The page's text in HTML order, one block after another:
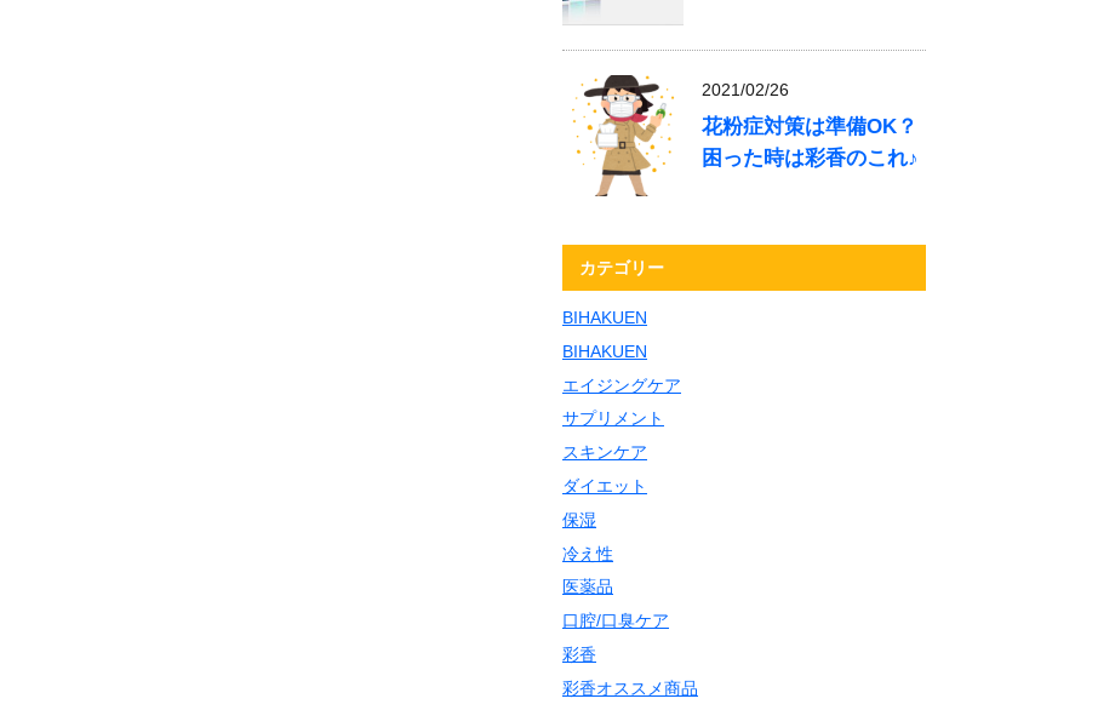
2021/02/26
花粉症対策は準備OK？
困った時は彩香のこれ♪
カテゴリー
BIHAKUEN
BIHAKUEN
エイジングケア
サプリメント
スキンケア
ダイエット
保湿
冷え性
医薬品
口腔/口臭ケア
彩香
彩香オススメ商品